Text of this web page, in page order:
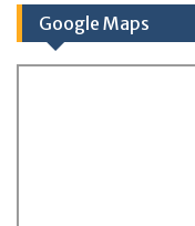
Google Maps